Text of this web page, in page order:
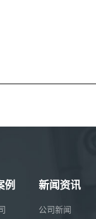
例 新闻资讯
公司新闻